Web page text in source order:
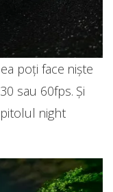
poți face niște
sau 60fps. Și
night